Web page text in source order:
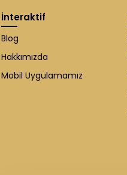
İnteraktif
Blog
Hakkımızda
Mobil Uygulamamız